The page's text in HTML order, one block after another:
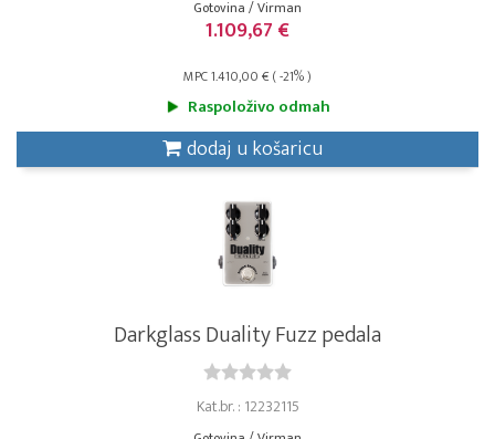
Gotovina / Virman
1.109,67 €
MPC 1.410,00 € ( -21% )
Raspoloživo odmah
dodaj u košaricu
Darkglass Duality Fuzz pedala
Kat.br. : 12232115